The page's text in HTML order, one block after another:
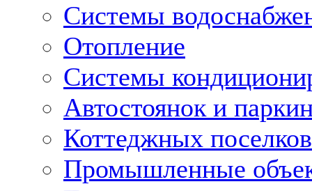
Системы
Отопление
Системы
Автостоянок и
Коттеджных поселков
Промышленные